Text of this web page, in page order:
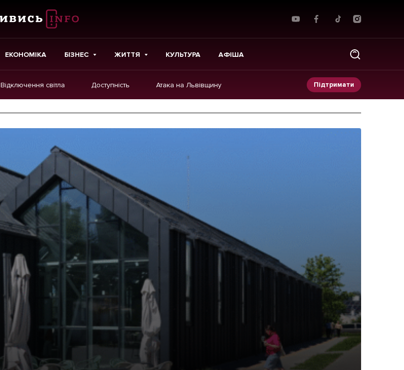
ЕКОНОМІКА БІЗНЕС ЖИТТЯ КУЛЬТУРА АФІША
Відключення світла Доступність Атака на Львівщину Підтримати
Інтерв'ю
Репортаж
Розслідування
Погляди
Ініціативи
Лонгріди
Прес-релізи
[email protected]
Політика конфіденційності